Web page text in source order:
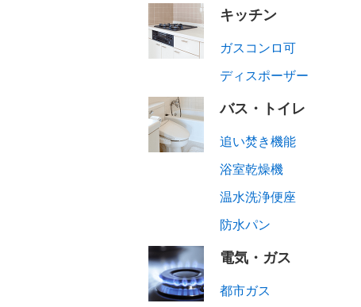
キッチン
ガスコンロ可
ディスポーザー
バス・トイレ
追い焚き機能
浴室乾燥機
温水洗浄便座
防水パン
電気・ガス
都市ガス